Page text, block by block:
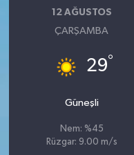
12 AĞUSTOS
ÇARŞAMBA
29°
Güneşli
Nem: %45
Rüzgar: 9.00 m/s